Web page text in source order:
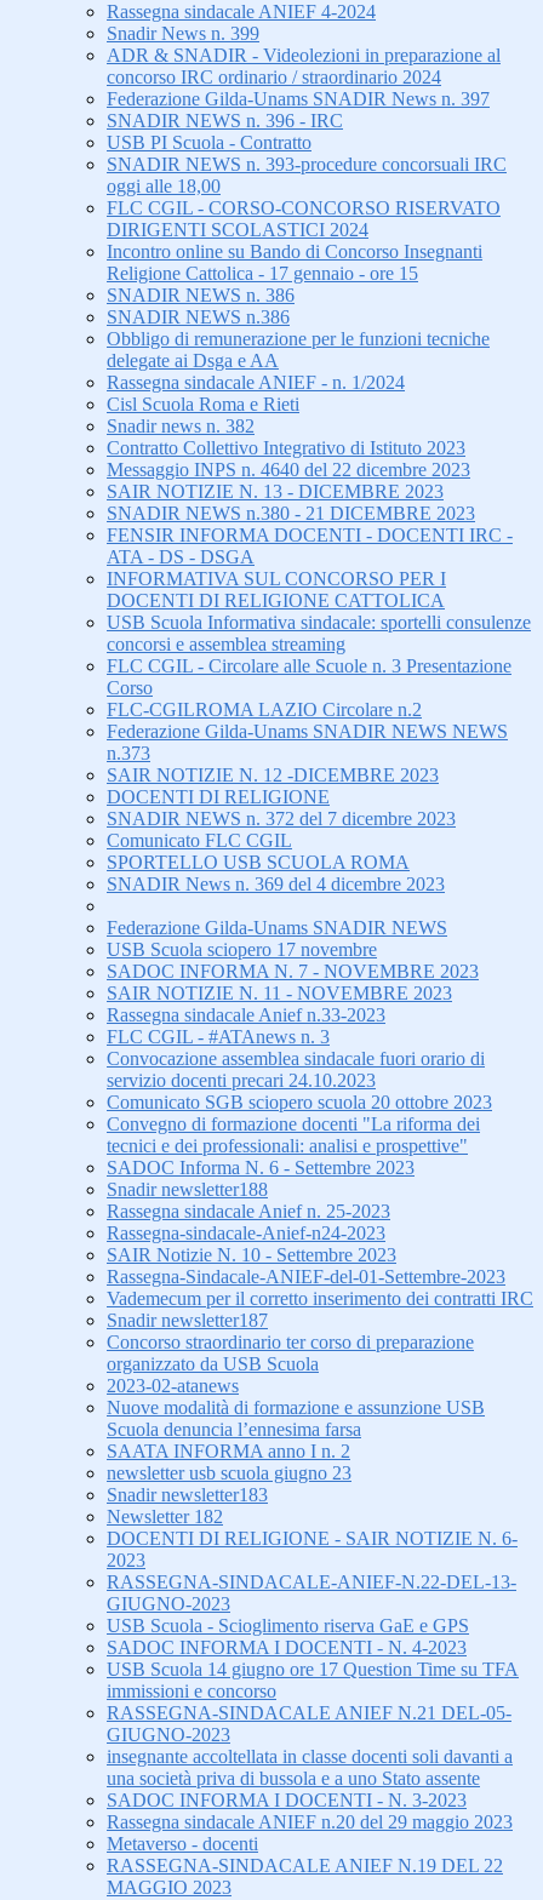
Rassegna sindacale ANIEF 4-2024
Snadir News n. 399
ADR & SNADIR - Videolezioni in preparazione al
concorso IRC ordinario / straordinario 2024
Federazione Gilda-Unams SNADIR News n. 397
SNADIR NEWS n. 396 - IRC
USB PI Scuola - Contratto
SNADIR NEWS n. 393-procedure concorsuali IRC
oggi alle 18,00
FLC CGIL - CORSO-CONCORSO RISERVATO
DIRIGENTI SCOLASTICI 2024
Incontro online su Bando di Concorso Insegnanti
Religione Cattolica - 17 gennaio - ore 15
SNADIR NEWS n. 386
SNADIR NEWS n.386
Obbligo di remunerazione per le funzioni tecniche
delegate ai Dsga e AA
Rassegna sindacale ANIEF - n. 1/2024
Cisl Scuola Roma e Rieti
Snadir news n. 382
Contratto Collettivo Integrativo di Istituto 2023
Messaggio INPS n. 4640 del 22 dicembre 2023
SAIR NOTIZIE N. 13 - DICEMBRE 2023
SNADIR NEWS n.380 - 21 DICEMBRE 2023
FENSIR INFORMA DOCENTI - DOCENTI IRC -
ATA - DS - DSGA
INFORMATIVA SUL CONCORSO PER I
DOCENTI DI RELIGIONE CATTOLICA
USB Scuola Informativa sindacale: sportelli consulenze
concorsi e assemblea streaming
FLC CGIL - Circolare alle Scuole n. 3 Presentazione
Corso
FLC-CGILROMA LAZIO Circolare n.2
Federazione Gilda-Unams SNADIR NEWS NEWS
n.373
SAIR NOTIZIE N. 12 -DICEMBRE 2023
DOCENTI DI RELIGIONE
SNADIR NEWS n. 372 del 7 dicembre 2023
Comunicato FLC CGIL
SPORTELLO USB SCUOLA ROMA
SNADIR News n. 369 del 4 dicembre 2023
Federazione Gilda-Unams SNADIR NEWS
USB Scuola sciopero 17 novembre
SADOC INFORMA N. 7 - NOVEMBRE 2023
SAIR NOTIZIE N. 11 - NOVEMBRE 2023
Rassegna sindacale Anief n.33-2023
FLC CGIL - #ATAnews n. 3
Convocazione assemblea sindacale fuori orario di
servizio docenti precari 24.10.2023
Comunicato SGB sciopero scuola 20 ottobre 2023
Convegno di formazione docenti "La riforma dei
tecnici e dei professionali: analisi e prospettive"
SADOC Informa N. 6 - Settembre 2023
Snadir newsletter188
Rassegna sindacale Anief n. 25-2023
Rassegna-sindacale-Anief-n24-2023
SAIR Notizie N. 10 - Settembre 2023
Rassegna-Sindacale-ANIEF-del-01-Settembre-2023
Vademecum per il corretto inserimento dei contratti IRC
Snadir newsletter187
Concorso straordinario ter corso di preparazione
organizzato da USB Scuola
2023-02-atanews
Nuove modalità di formazione e assunzione USB
Scuola denuncia l’ennesima farsa
SAATA INFORMA anno I n. 2
newsletter usb scuola giugno 23
Snadir newsletter183
Newsletter 182
DOCENTI DI RELIGIONE - SAIR NOTIZIE N. 6-
2023
RASSEGNA-SINDACALE-ANIEF-N.22-DEL-13-
GIUGNO-2023
USB Scuola - Scioglimento riserva GaE e GPS
SADOC INFORMA I DOCENTI - N. 4-2023
USB Scuola 14 giugno ore 17 Question Time su TFA
immissioni e concorso
RASSEGNA-SINDACALE ANIEF N.21 DEL-05-
GIUGNO-2023
insegnante accoltellata in classe docenti soli davanti a
una società priva di bussola e a uno Stato assente
SADOC INFORMA I DOCENTI - N. 3-2023
Rassegna sindacale ANIEF n.20 del 29 maggio 2023
Metaverso - docenti
RASSEGNA-SINDACALE ANIEF N.19 DEL 22
MAGGIO 2023